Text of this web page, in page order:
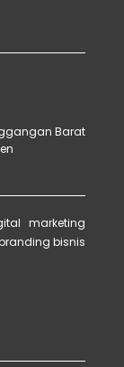
Barat
marketing
bisnis